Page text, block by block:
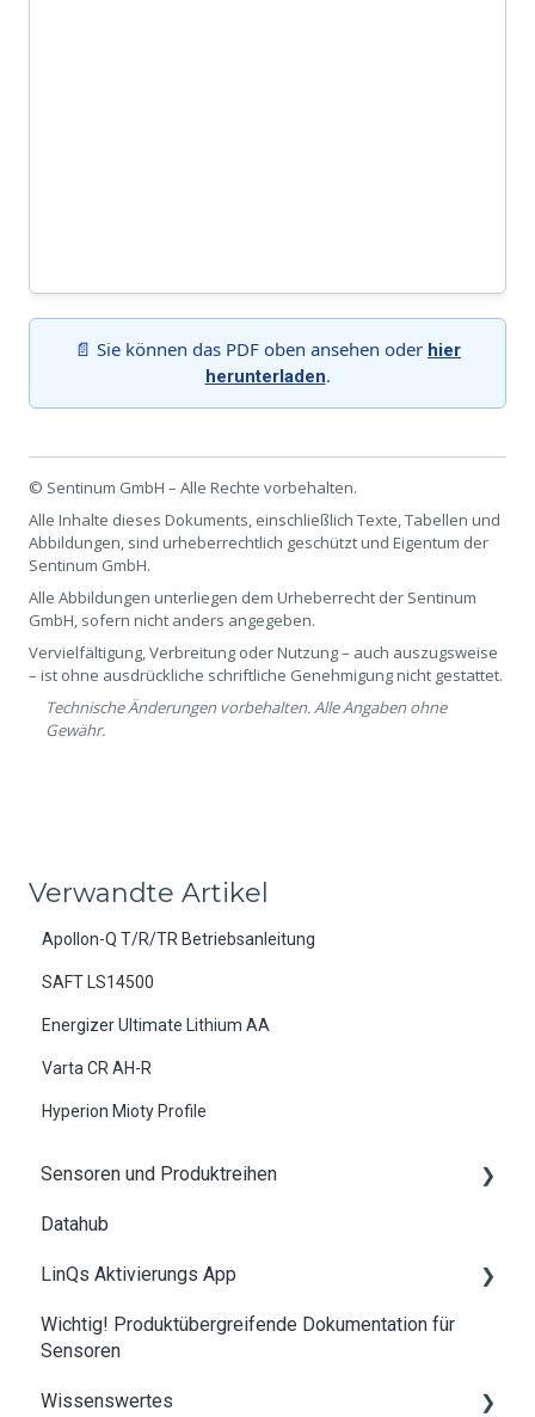
📄 Sie können das PDF oben ansehen oder hier
herunterladen.
© Sentinum GmbH – Alle Rechte vorbehalten.
Alle Inhalte dieses Dokuments, einschließlich Texte, Tabellen und
Abbildungen, sind urheberrechtlich geschützt und Eigentum der
Sentinum GmbH.
Alle Abbildungen unterliegen dem Urheberrecht der Sentinum
GmbH, sofern nicht anders angegeben.
Vervielfältigung, Verbreitung oder Nutzung – auch auszugsweise
– ist ohne ausdrückliche schriftliche Genehmigung nicht gestattet.
Technische Änderungen vorbehalten. Alle Angaben ohne
Gewähr.
Verwandte Artikel
Apollon-Q T/R/TR Betriebsanleitung
SAFT LS14500
Energizer Ultimate Lithium AA
Varta CR AH‑R
Hyperion Mioty Profile
Sensoren und Produktreihen
Aion IO-Link mioty Adapter
Apollon-Q T/R/TR
Apollon-Q PP
Datahub
LinQs Aktivierungs App
LinQs Dokumente Übersicht
Wichtig! Produktübergreifende Dokumentation für
Sensoren
Wissenswertes